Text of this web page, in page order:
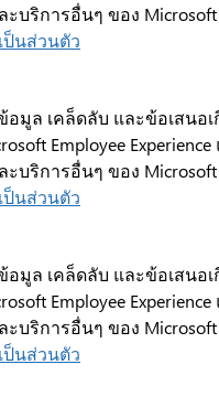
บริการอื่นๆ ของ Microsoft
ป็นส่วนตัว
อมูล เคล็ดลับ และข้อเสนอเ
Employee Experience
บริการอื่นๆ ของ Microsoft
ป็นส่วนตัว
อมูล เคล็ดลับ และข้อเสนอเ
Employee Experience
บริการอื่นๆ ของ Microsoft
ป็นส่วนตัว